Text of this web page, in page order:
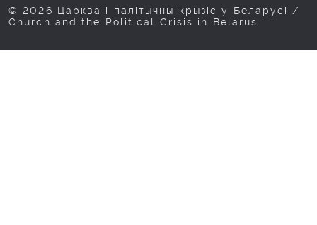
© 2026 Царква і палітычны крызіс у Беларусі /
Church and the Political Crisis in Belarus